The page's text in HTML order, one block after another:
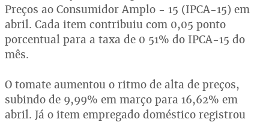
Preços ao Consumidor Amplo - 15 (IPCA-15) em
abril. Cada item contribuiu com 0,05 ponto
porcentual para a taxa de 0 51% do IPCA-15 do
mês.
O tomate aumentou o ritmo de alta de preços,
subindo de 9,99% em março para 16,62% em
abril. Já o item empregado doméstico registrou